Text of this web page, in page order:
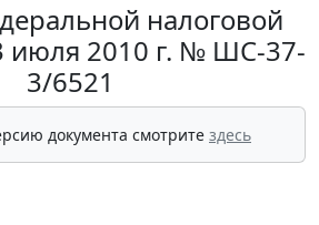
налоговой
июля 2010 г. № ШС-37-
3/6521
документа смотрите здесь